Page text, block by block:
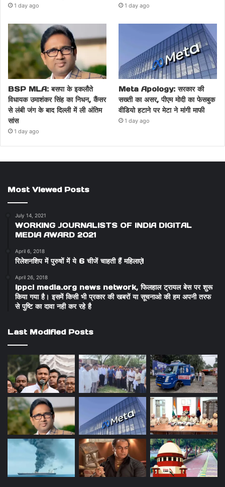
1 day ago 1 day ago
BSP MLA: बसपा के इकलौते
विधायक उमाशंकर सिंह का निधन, कैंसर
से लंबी जंग के बाद दिल्ली में ली अंतिम
सांस
1 day ago
Meta Apology: सरकार की
सख्ती का असर, पीएम मोदी का फेसबुक
वीडियो हटाने पर मेटा ने मांगी माफी
1 day ago
Most Viewed Posts
July 14, 2021
WORKING JOURNALISTS OF INDIA DIGITAL
MEDIA AWARD 2021
April 6, 2018
रिलेशनशिप में पुरुषों में ये 6 चीजें चाहती हैं महिलाएं!
April 26, 2018
ippci media.org news network, फिलहाल ट्रायल बेस पर शुरू
किया गया है। इसमें किसी भी प्रकार की खबरों या सूचनाओ की हम अपनी तरफ
से पुष्टि का दावा नही कर रहे है
Last Modified Posts